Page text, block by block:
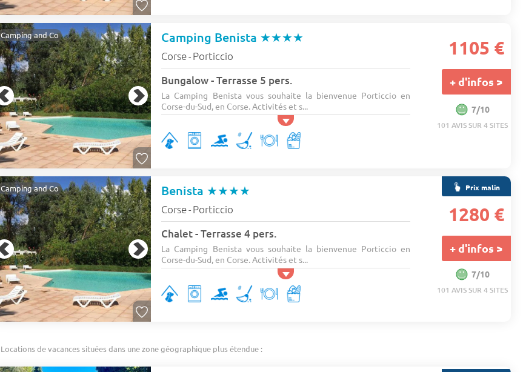
Camping and Co Camping Benista ★★★★
Corse- Porticcio
Bungalow - Terrasse 5 pers.
La Camping Benista vous souhaite la bienvenue Porticcio en
Corse-du-Sud, en Corse. Activités et s...
1105 €
+ d'infos >
7/10
101 AVIS SUR 4 SITES
Camping and Co Benista ★★★★
Corse- Porticcio
Chalet - Terrasse 4 pers.
La Camping Benista vous souhaite la bienvenue Porticcio en
Corse-du-Sud, en Corse. Activités et s...
Prix malin
1280 €
+ d'infos >
7/10
101 AVIS SUR 4 SITES
Locations de vacances situées dans une zone géographique plus étendue :